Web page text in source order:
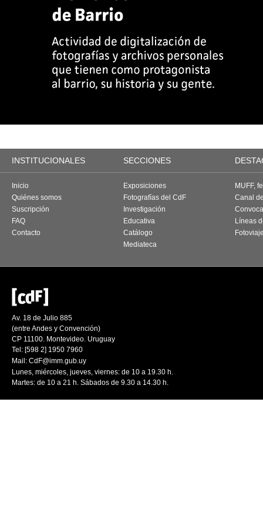
INSTITUCIONALES SECCIONES
Inicio
Quiénes somos
Suscripción
FAQ
Contacto
Exposiciones
Fotografías del CdF
Investigación
Educativa
Catálogo
Mediateca
MUFF,
Canal
Líneas
Av. 18 de Julio 885
(entre Andes y Convención)
CP 11100. Montevideo. Uruguay
Tel: [598 2] 1950 7960
Mail: CdF@imm.gub.uy
Lunes, miércoles, jueves, viernes: de 10 a 19.30 h.
Martes: de 10 a 21 h. Sábados de 9.30 a 14.30 h.